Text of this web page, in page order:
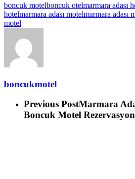
boncuk motelboncuk otelmarmara adası
hotelmarmara adası motelmarmara adası
motel
boncukmotel
Previous PostMarmara
Boncuk Motel